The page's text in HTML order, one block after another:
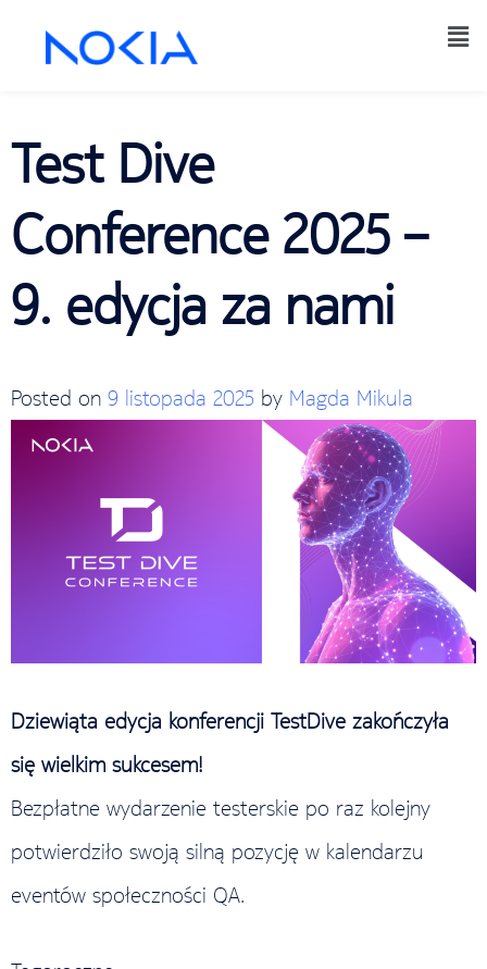
Test Dive
Conference 2025 –
9. edycja za nami
Posted on 9 listopada 2025 by Magda Mikula
Dziewiąta edycja konferencji TestDive zakończyła
się wielkim sukcesem!
Bezpłatne wydarzenie testerskie po raz kolejny
potwierdziło swoją silną pozycję w kalendarzu
eventów społeczności QA.